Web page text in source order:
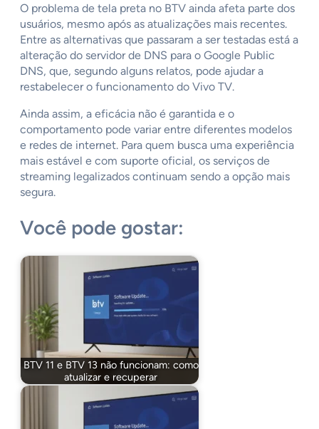
O problema de tela preta no BTV ainda afeta parte dos
usuários, mesmo após as atualizações mais recentes.
Entre as alternativas que passaram a ser testadas está a
alteração do servidor de DNS para o Google Public
DNS, que, segundo alguns relatos, pode ajudar a
restabelecer o funcionamento do Vivo TV.
Ainda assim, a eficácia não é garantida e o
comportamento pode variar entre diferentes modelos
e redes de internet. Para quem busca uma experiência
mais estável e com suporte oficial, os serviços de
streaming legalizados continuam sendo a opção mais
segura.
Você pode gostar:
BTV 11 e BTV 13 não funcionam: como
atualizar e recuperar